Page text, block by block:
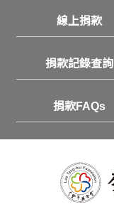
線上捐款
捐款記錄查詢
捐款FAQs